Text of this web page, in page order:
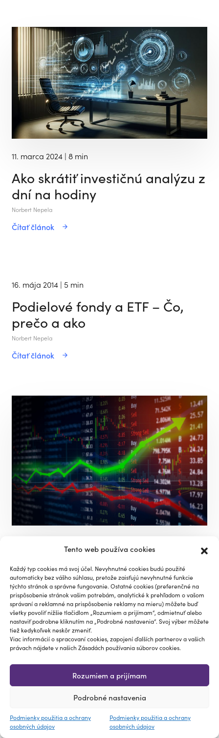
Tento web používa cookies
Každý typ cookies má svoj účel. Nevyhnutné cookies budú použité
automaticky bez vášho súhlasu, pretože zaisťujú nevyhnutné funkcie
týchto stránok a správne fungovanie. Ostatné cookies (preferenčné na
prispôsobenie stránok vašim potrebám, analytické k prehľadom o vašom
správaní a reklamné na prispôsobenie reklamy na mieru) môžete buď
všetky povoliť nižšie tlačidlom „Rozumiem a prijímam“, odmietnuť alebo
nastaviť podrobne kliknutím na „Podrobné nastavenia“. Svoj výber môžete
tiež kedykoľvek neskôr zmeniť.
Viac informácií o spracovaní cookies, zapojení ďalších partnerov a vašich
právach nájdete v našich Zásadách používania súborov cookies.
Rozumiem a prijímam
Podrobné nastavenia
Podmienky použitia a ochrany
osobných údajov
Podmienky použitia a ochrany
osobných údajov
11. marca 2024 | 8 min
Ako skrátiť investičnú analýzu z
dní na hodiny
Norbert Nepela
Čítať článok
16. mája 2014 | 5 min
Podielové fondy a ETF – Čo,
prečo a ako
Norbert Nepela
Čítať článok
Pozor na dobré spoločnosti
(nie vždy sú dobrou
investíciou)! Napr.Tesla (TSLA)
Norbert Nepela
Čítať článok